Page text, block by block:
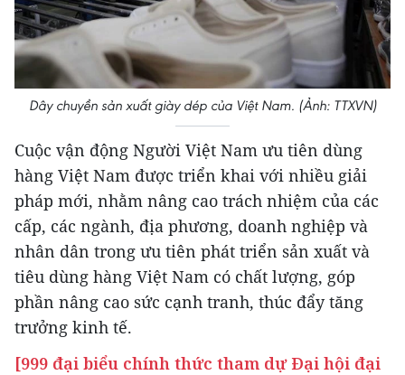
Dây chuyền sản xuất giày dép của Việt Nam. (Ảnh: TTXVN)
Cuộc vận động Người Việt Nam ưu tiên dùng
hàng Việt Nam được triển khai với nhiều giải
pháp mới, nhằm nâng cao trách nhiệm của các
cấp, các ngành, địa phương, doanh nghiệp và
nhân dân trong ưu tiên phát triển sản xuất và
tiêu dùng hàng Việt Nam có chất lượng, góp
phần nâng cao sức cạnh tranh, thúc đẩy tăng
trưởng kinh tế.
[999 đại biểu chính thức tham dự Đại hội đại